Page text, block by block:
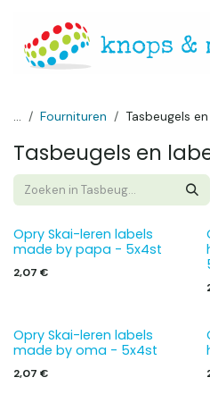
... Fournituren Tasbeugels
Tasbeugels en
Opry Skai-leren labels
made by papa - 5x4st
2,07 €
Opry Skai-leren labels
made by oma - 5x4st
2,07 €